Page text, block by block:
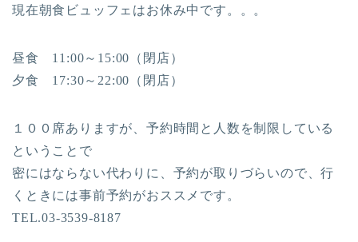
現在朝食ビュッフェはお休み中です。。。
昼食 11:00～15:00（閉店）
夕食 17:30～22:00（閉店）
１００席ありますが、予約時間と人数を制限している
ということで
密にはならない代わりに、予約が取りづらいので、行
くときには事前予約がおススメです。
TEL.03-3539-8187